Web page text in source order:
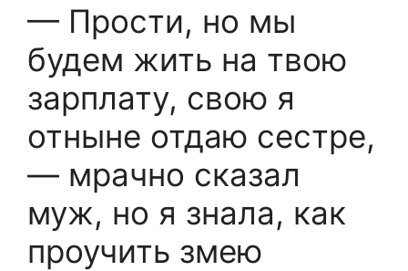
— Прости, но мы
будем жить на твою
зарплату, свою я
отныне отдаю сестре,
— мрачно сказал
муж, но я знала, как
проучить змею